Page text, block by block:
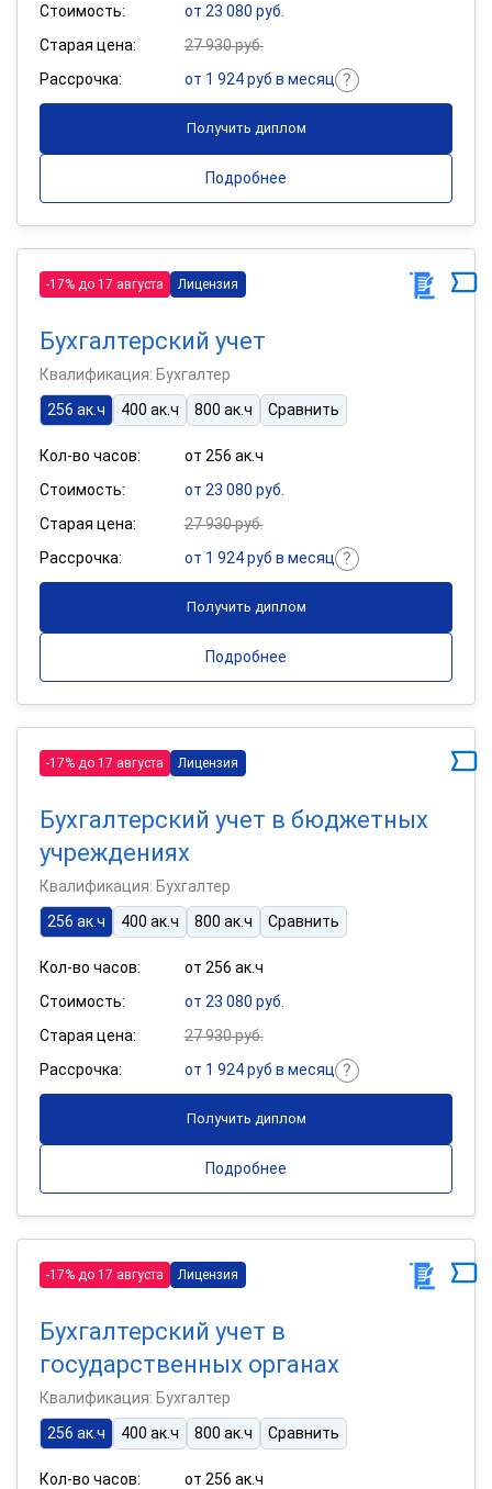
Стоимость:
от 23 080 руб.
Старая цена:
27 930 руб.
Рассрочка:
от 1 924 руб в месяц
Получить диплом
Подробнее
-17% до 17 августа Лицензия
Бухгалтерский учет
Квалификация: Бухгалтер
256 ак.ч
400 ак.ч 800 ак.ч Сравнить
Кол-во часов:
от 256 ак.ч
Стоимость:
от 23 080 руб.
Старая цена:
27 930 руб.
Рассрочка:
от 1 924 руб в месяц
Получить диплом
Подробнее
-17% до 17 августа Лицензия
Бухгалтерский учет в бюджетных
учреждениях
Квалификация: Бухгалтер
256 ак.ч
400 ак.ч 800 ак.ч Сравнить
Кол-во часов:
от 256 ак.ч
Стоимость:
от 23 080 руб.
Старая цена:
27 930 руб.
Рассрочка:
от 1 924 руб в месяц
Получить диплом
Подробнее
-17% до 17 августа Лицензия
Бухгалтерский учет в
государственных органах
Квалификация: Бухгалтер
256 ак.ч
400 ак.ч 800 ак.ч Сравнить
Кол-во часов:
от 256 ак.ч